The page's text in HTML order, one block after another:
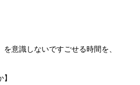
を意識しないですごせる時間を、